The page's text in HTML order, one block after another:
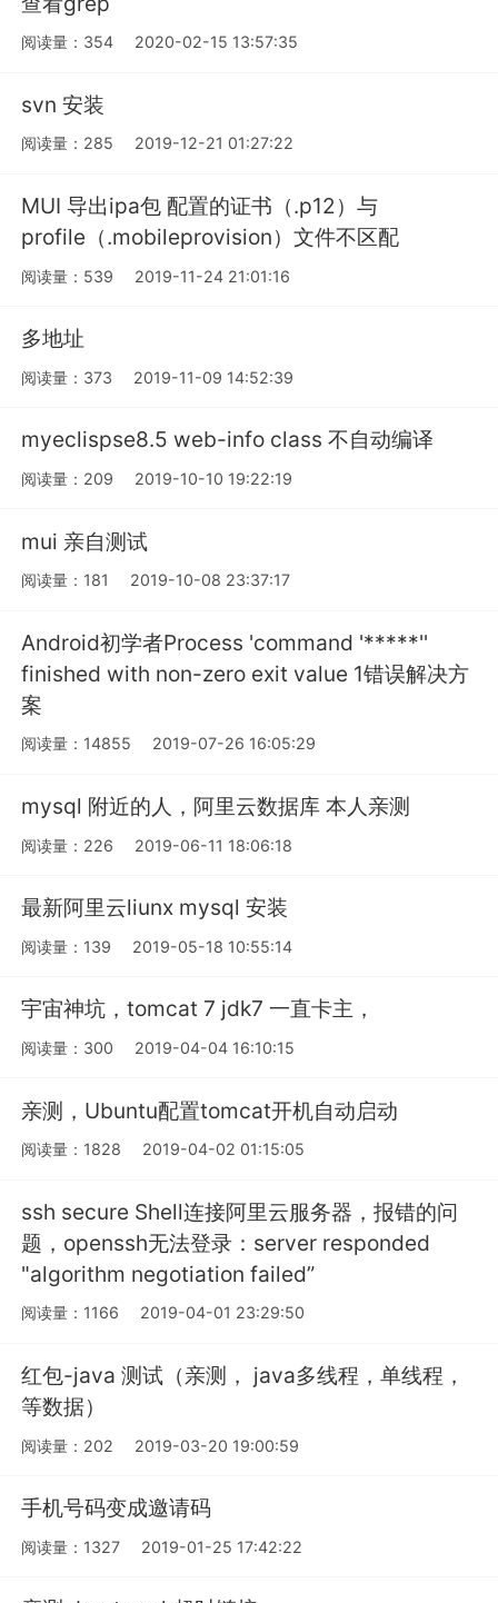
阅读量：354 2020-02-15 13:57:35
svn 安装
阅读量：285 2019-12-21 01:27:22
MUI 导出ipa包 配置的证书（.p12）与
profile（.mobileprovision）文件不区配
阅读量：539 2019-11-24 21:01:16
多地址
阅读量：373 2019-11-09 14:52:39
myeclispse8.5 web-info class 不自动编译
阅读量：209 2019-10-10 19:22:19
mui 亲自测试
阅读量：181 2019-10-08 23:37:17
Android初学者Process 'command '*****''
finished with non-zero exit value 1错误解决方
案
阅读量：14855 2019-07-26 16:05:29
mysql 附近的人，阿里云数据库 本人亲测
阅读量：226 2019-06-11 18:06:18
最新阿里云liunx mysql 安装
阅读量：139 2019-05-18 10:55:14
宇宙神坑，tomcat 7 jdk7 一直卡主，
阅读量：300 2019-04-04 16:10:15
亲测，Ubuntu配置tomcat开机自动启动
阅读量：1828 2019-04-02 01:15:05
ssh secure Shell连接阿里云服务器，报错的问
题，openssh无法登录：server responded
"algorithm negotiation failed”
阅读量：1166 2019-04-01 23:29:50
红包-java 测试（亲测， java多线程，单线程，
等数据）
阅读量：202 2019-03-20 19:00:59
手机号码变成邀请码
阅读量：1327 2019-01-25 17:42:22